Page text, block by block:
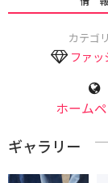
カテゴ
ファッ
ホーム
ギャラリー